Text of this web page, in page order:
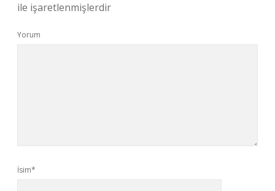
ile işaretlenmişlerdir
Yorum
İsim*